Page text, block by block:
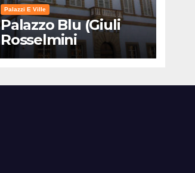
Palazzi E Ville
Palazzo Blu (Giuli
Rosselmini
Gualandi) – Pisa:
Visita